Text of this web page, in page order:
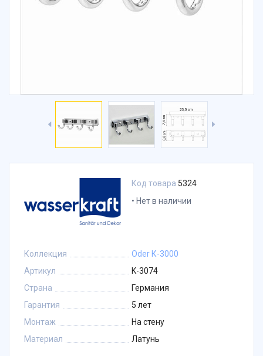
Код товара 5324
Нет в наличии
Коллекция
Oder К-3000
Артикул
K-3074
Страна
Германия
Гарантия
5 лет
Монтаж
На стену
Материал
Латунь